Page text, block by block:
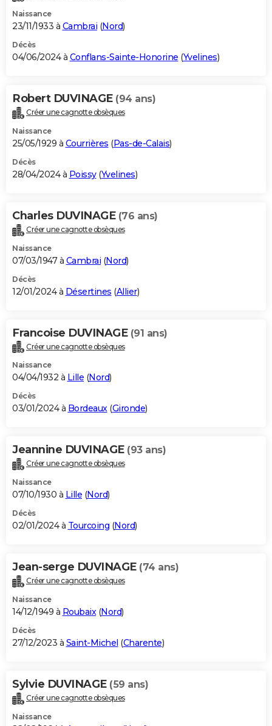
Naissance
23/11/1933 à Cambrai (Nord)
Décès
04/06/2024 à Conflans-Sainte-Honorine (Yvelines)
Robert DUVINAGE (94 ans)
Créer une cagnotte obsèques
Naissance
25/05/1929 à Courrières (Pas-de-Calais)
Décès
28/04/2024 à Poissy(Yvelines)
Charles DUVINAGE (76 ans)
Créer une cagnotte obsèques
Naissance
07/03/1947 à Cambrai (Nord)
Décès
12/01/2024 à Désertines (Allier)
Francoise DUVINAGE (91 ans)
Créer une cagnotte obsèques
Naissance
04/04/1932 à Lille (Nord)
Décès
03/01/2024 à Bordeaux(Gironde)
Jeannine DUVINAGE (93 ans)
Créer une cagnotte obsèques
Naissance
07/10/1930 à Lille (Nord)
Décès
02/01/2024 à Tourcoing (Nord)
Jean-serge DUVINAGE (74 ans)
Créer une cagnotte obsèques
Naissance
14/12/1949 à Roubaix(Nord)
Décès
27/12/2023 à Saint-Michel (Charente)
Sylvie DUVINAGE (59 ans)
Créer une cagnotte obsèques
Naissance